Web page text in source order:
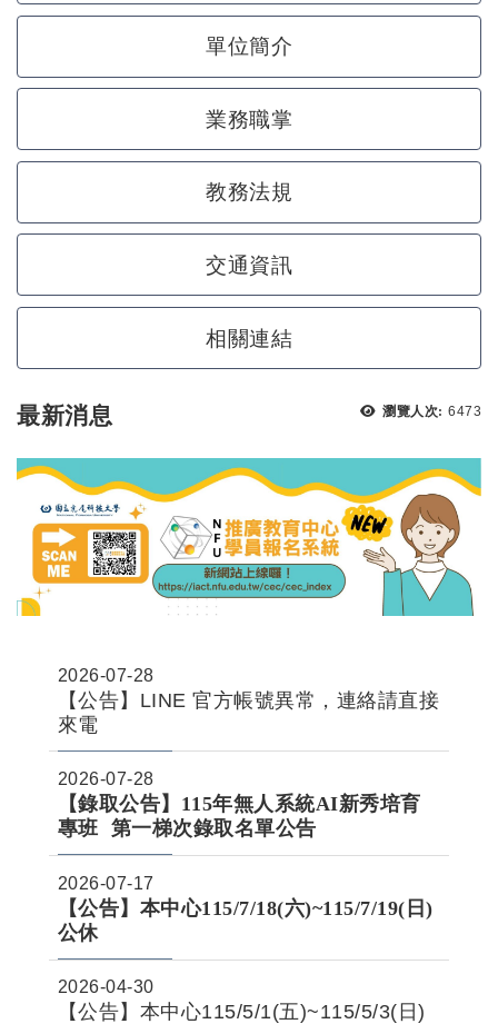
單位簡介
業務職掌
教務法規
交通資訊
相關連結
瀏覽人次: 瀏覽
6473
最新消息
2026-07-28
【公告】LINE 官方帳號異常，連絡請直接
來電
2026-07-28
【錄取公告】115年無人系統AI新秀培育
專班 第一梯次錄取名單公告
2026-07-17
【公告】本中心115/7/18(六)~115/7/19(日)
公休
2026-04-30
【公告】本中心115/5/1(五)~115/5/3(日)